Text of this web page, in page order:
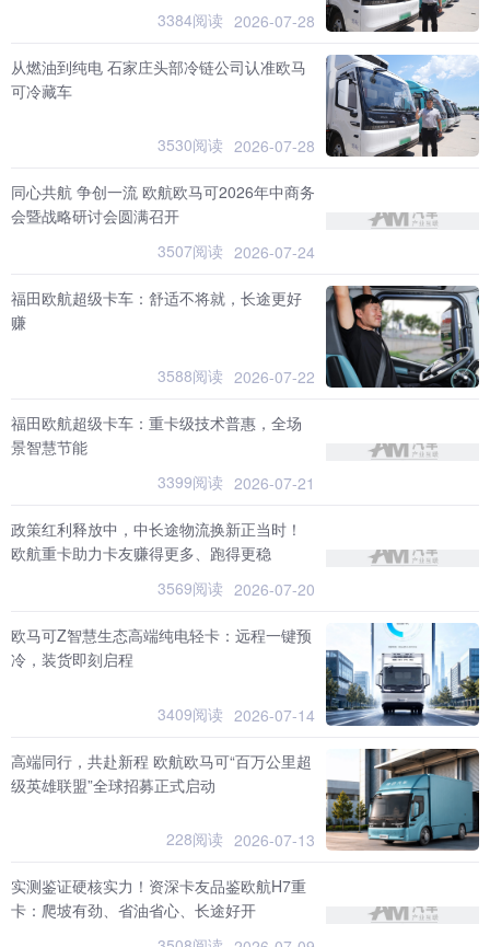
3384阅读 2026-07-28
从燃油到纯电 石家庄头部冷链公司认准欧马
可冷藏车
3530阅读 2026-07-28
同心共航 争创一流 欧航欧马可2026年中商务
会暨战略研讨会圆满召开
3507阅读 2026-07-24
福田欧航超级卡车：舒适不将就，长途更好
赚
3588阅读 2026-07-22
福田欧航超级卡车：重卡级技术普惠，全场
景智慧节能
3399阅读 2026-07-21
政策红利释放中，中长途物流换新正当时！
欧航重卡助力卡友赚得更多、跑得更稳
3569阅读 2026-07-20
欧马可Z智慧生态高端纯电轻卡：远程一键预
冷，装货即刻启程
3409阅读 2026-07-14
高端同行，共赴新程 欧航欧马可“百万公里超
级英雄联盟”全球招募正式启动
228阅读 2026-07-13
实测鉴证硬核实力！资深卡友品鉴欧航H7重
卡：爬坡有劲、省油省心、长途好开